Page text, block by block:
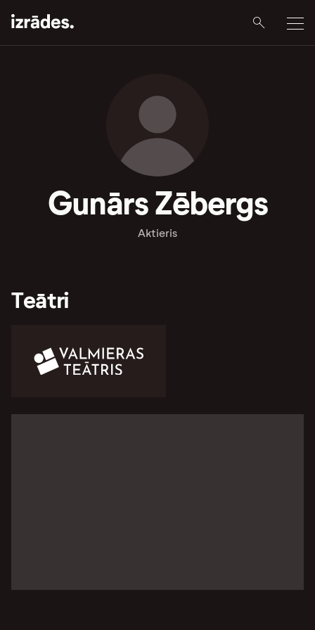
Gunārs Zēbergs
Aktieris
Teātri